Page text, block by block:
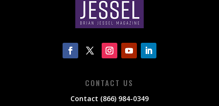
CONTACT US
Contact (866) 984-0349